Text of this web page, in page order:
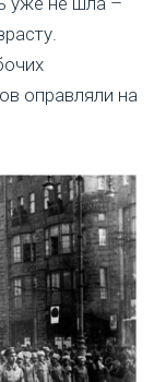
оправляли на